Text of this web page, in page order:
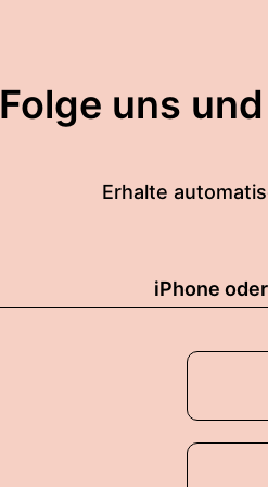
Folge uns
Erhalte
iPhone